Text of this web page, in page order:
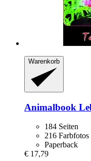
Warenkorb
Animalbook
184 Seiten
216 Farbfotos
Paperback
€ 17,79